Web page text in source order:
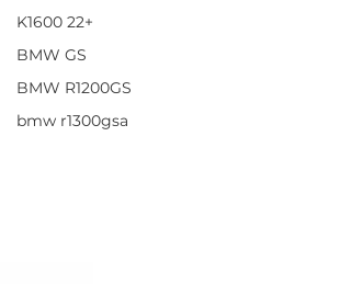
K1600 22+
BMW GS
BMW R1200GS
bmw r1300gsa